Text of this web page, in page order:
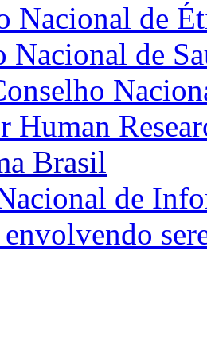
Nacional de
Nacional de
Human
Brasil
de
envolvendo